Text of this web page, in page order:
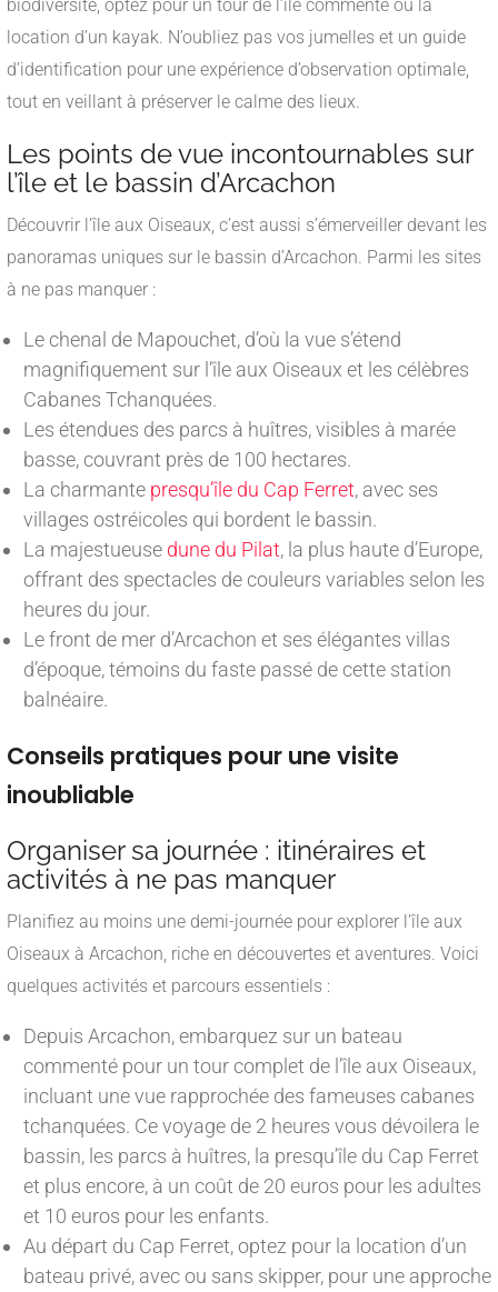
biodiversité, optez pour un tour de l’île commenté ou la
location d’un kayak. N’oubliez pas vos jumelles et un guide
d’identification pour une expérience d’observation optimale,
tout en veillant à préserver le calme des lieux.
Les points de vue incontournables sur
l’île et le bassin d’Arcachon
Découvrir l’île aux Oiseaux, c’est aussi s’émerveiller devant les
panoramas uniques sur le bassin d’Arcachon. Parmi les sites
à ne pas manquer :
Le chenal de Mapouchet, d’où la vue s’étend
magnifiquement sur l’île aux Oiseaux et les célèbres
Cabanes Tchanquées.
Les étendues des parcs à huîtres, visibles à marée
basse, couvrant près de 100 hectares.
La charmante presqu’île du Cap Ferret, avec ses
villages ostréicoles qui bordent le bassin.
La majestueuse dune du Pilat, la plus haute d’Europe,
offrant des spectacles de couleurs variables selon les
heures du jour.
Le front de mer d’Arcachon et ses élégantes villas
d’époque, témoins du faste passé de cette station
balnéaire.
Conseils pratiques pour une visite
inoubliable
Organiser sa journée : itinéraires et
activités à ne pas manquer
Planifiez au moins une demi-journée pour explorer l’île aux
Oiseaux à Arcachon, riche en découvertes et aventures. Voici
quelques activités et parcours essentiels :
Depuis Arcachon, embarquez sur un bateau
commenté pour un tour complet de l’île aux Oiseaux,
incluant une vue rapprochée des fameuses cabanes
tchanquées. Ce voyage de 2 heures vous dévoilera le
bassin, les parcs à huîtres, la presqu’île du Cap Ferret
et plus encore, à un coût de 20 euros pour les adultes
et 10 euros pour les enfants.
Au départ du Cap Ferret, optez pour la location d’un
bateau privé, avec ou sans skipper, pour une approche